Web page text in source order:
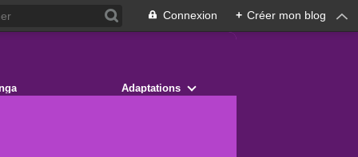
Connexion + Créer mon blog
Adaptations